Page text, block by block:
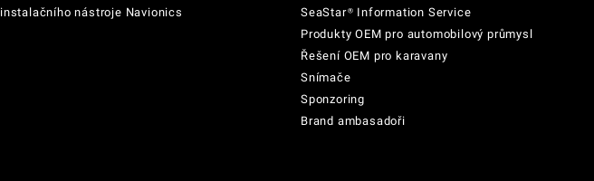
instalačního nástroje Navionics
SeaStar® Information Service
Produkty OEM pro automobilový průmysl
Řešení OEM pro karavany
Snímače
Sponzoring
Brand ambasadoři